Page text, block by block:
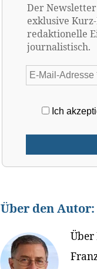
Der
exklusive
redaktionelle
journalistisch.
Ich
Über den Autor: